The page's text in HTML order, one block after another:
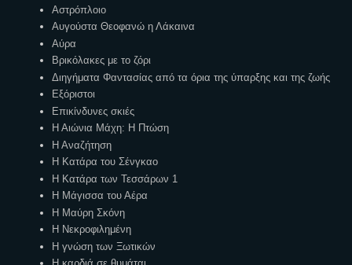
Αστρόπλοιο
Αυγούστα Θεοφανώ η Λάκαινα
Αύρα
Βρικόλακες με το ζόρι
Διηγήματα Φαντασίας από τα όρια της ύπαρξης και της ζωής
Εξόριστοι
Επικίνδυνες σκιές
Η Αιώνια Μάχη: Η Πτώση
Η Αναζήτηση
Η Κατάρα του Σένγκαο
Η Κατάρα των Τεσσάρων 1
Η Μάγισσα του Αέρα
Η Μαύρη Σκόνη
Η Νεκροφιλημένη
Η γνώση των Ξωτικών